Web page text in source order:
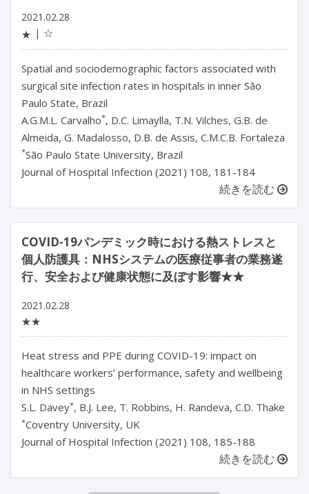
2021.02.28
★
☆
Spatial and sociodemographic factors associated with
surgical site infection rates in hospitals in inner São
Paulo State, Brazil
A.G.M.L. Carvalho*, D.C. Limaylla, T.N. Vilches, G.B. de
Almeida, G. Madalosso, D.B. de Assis, C.M.C.B. Fortaleza
*São Paulo State University, Brazil
Journal of Hospital Infection (2021) 108, 181-184
続きを読む
COVID-19パンデミック時における熱ストレスと
個人防護具：NHSシステムの医療従事者の業務遂
行、安全および健康状態に及ぼす影響★★
2021.02.28
★★
Heat stress and PPE during COVID-19: impact on
healthcare workers’ performance, safety and wellbeing
in NHS settings
S.L. Davey*, B.J. Lee, T. Robbins, H. Randeva, C.D. Thake
*Coventry University, UK
Journal of Hospital Infection (2021) 108, 185-188
続きを読む